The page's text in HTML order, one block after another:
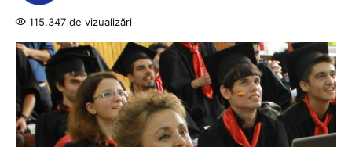
115.347 de vizualizări